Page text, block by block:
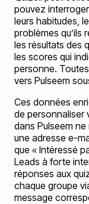
pouvez
leurs habitudes,
problèmes qu’ils
les résultats des
les scores qui
personne.
vers Pulseem
Ces données
de personnaliser
dans Pulseem
une adresse e-
que « Intéressé
Leads à forte
réponses aux
chaque groupe
message